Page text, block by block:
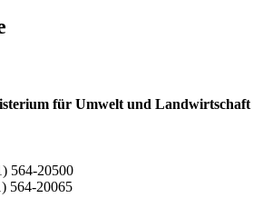
für Umwelt und Landwirtschaft
564-20500
564-20065